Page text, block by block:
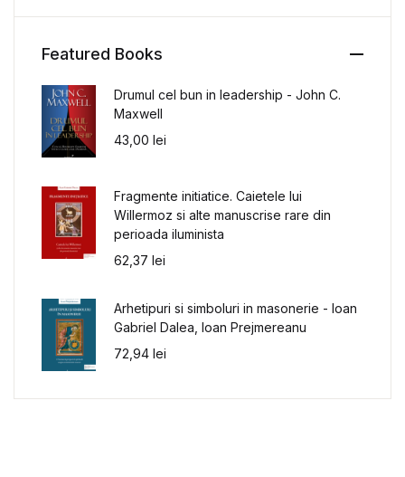
Featured Books
Drumul cel bun in leadership - John C.
Maxwell
43,00 lei
Fragmente initiatice. Caietele lui
Willermoz si alte manuscrise rare din
perioada iluminista
62,37 lei
Arhetipuri si simboluri in masonerie - Ioan
Gabriel Dalea, Ioan Prejmereanu
72,94 lei